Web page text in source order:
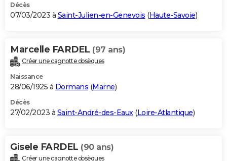
Décès
07/03/2023 à Saint-Julien-en-Genevois (Haute-Savoie)
Marcelle FARDEL (97 ans)
Créer une cagnotte obsèques
Naissance
28/06/1925 à Dormans (Marne)
Décès
27/02/2023 à Saint-André-des-Eaux(Loire-Atlantique)
Gisele FARDEL (90 ans)
Créer une cagnotte obsèques